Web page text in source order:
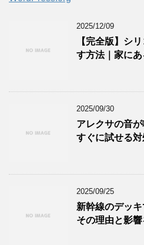
2025/12/09
【完全版】シ
す方法｜家にあ
2025/09/30
アレクサの音
すぐに試せる
2025/09/25
新幹線のデッ
その理由と影響